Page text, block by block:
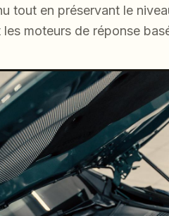
tout en préservant le
moteurs de réponse